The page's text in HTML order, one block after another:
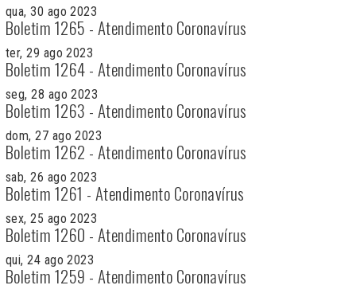
qua, 30 ago 2023
Boletim 1265 - Atendimento Coronavírus
ter, 29 ago 2023
Boletim 1264 - Atendimento Coronavírus
seg, 28 ago 2023
Boletim 1263 - Atendimento Coronavírus
dom, 27 ago 2023
Boletim 1262 - Atendimento Coronavírus
sab, 26 ago 2023
Boletim 1261 - Atendimento Coronavírus
sex, 25 ago 2023
Boletim 1260 - Atendimento Coronavírus
qui, 24 ago 2023
Boletim 1259 - Atendimento Coronavírus